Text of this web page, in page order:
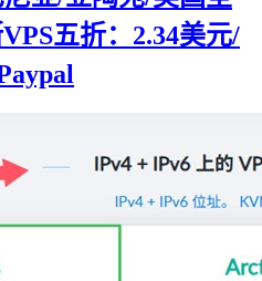
五折：2.34美元/